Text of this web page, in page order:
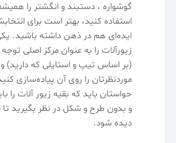
گوشواره ، دستبند و انگشتر را
استفاده کنید، بهتر است برای
ایده‌ای هم در ذهن داشته باشید.
زیورآلات را به عنوان مرکز اصلی
(بر اساس تیپ و استایلی که
موردنظرتان را روی آن پیاده‌سازی
حواستان باید که بقیه زیور آلات را
و بدون طرح و شکل در نظر بگیرید تا
دیده شود.